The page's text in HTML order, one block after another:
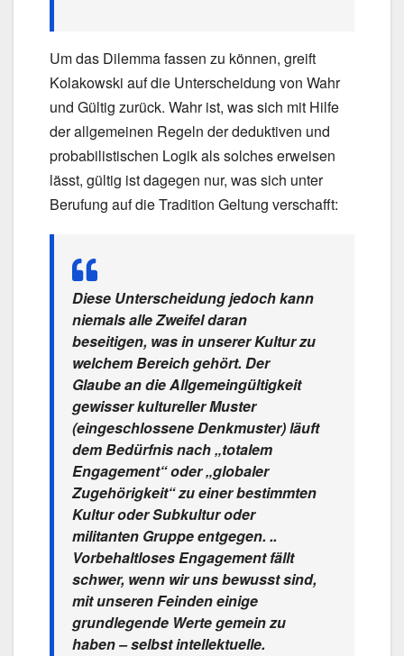
Um das Dilemma fassen zu können, greift
Kolakowski auf die Unterscheidung von Wahr
und Gültig zurück. Wahr ist, was sich mit Hilfe
der allgemeinen Regeln der deduktiven und
probabilistischen Logik als solches erweisen
lässt, gültig ist dagegen nur, was sich unter
Berufung auf die Tradition Geltung verschafft:
Diese Unterscheidung jedoch kann
niemals alle Zweifel daran
beseitigen, was in unserer Kultur zu
welchem Bereich gehört. Der
Glaube an die Allgemeingültigkeit
gewisser kultureller Muster
(eingeschlossene Denkmuster) läuft
dem Bedürfnis nach „totalem
Engagement“ oder „globaler
Zugehörigkeit“ zu einer bestimmten
Kultur oder Subkultur oder
militanten Gruppe entgegen. ..
Vorbehaltloses Engagement fällt
schwer, wenn wir uns bewusst sind,
mit unseren Feinden einige
grundlegende Werte gemein zu
haben – selbst intellektuelle.